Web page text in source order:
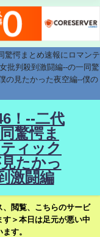
驚愕まとめ速報にロマンテ
批判殺到激闘編--の一同驚
の見たかった夜空編--僕の
！--二代
驚愕ま
ィック
たかっ
激闘編
、閲覧、こちらのサービ
＞本日は足元が悪い中
す。